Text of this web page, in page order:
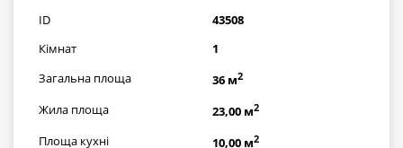
ID
43508
Кімнат
1
Загальна площа
36 м2
Жила площа 23,00 м2
Площа кухні 10,00 м2